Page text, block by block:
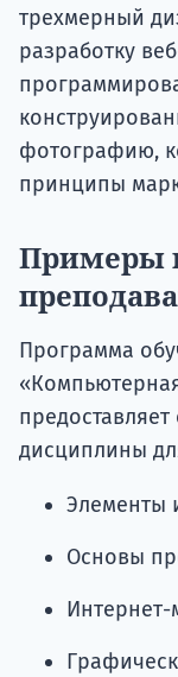
трехмерный
разработку
фотографию,
принципы
Примеры
Программа
дисциплины
Элементы
Основы
Интернет-